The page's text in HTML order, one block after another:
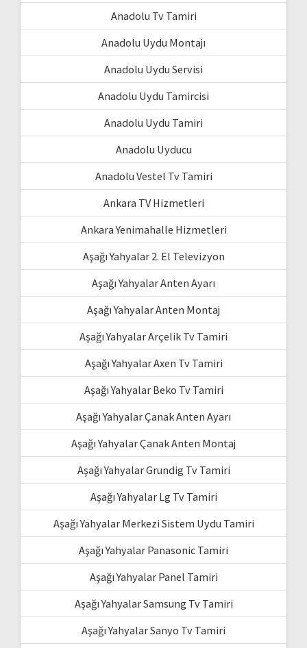
Anadolu Tv Tamiri
Anadolu Uydu Montajı
Anadolu Uydu Servisi
Anadolu Uydu Tamircisi
Anadolu Uydu Tamiri
Anadolu Uyducu
Anadolu Vestel Tv Tamiri
Ankara TV Hizmetleri
Ankara Yenimahalle Hizmetleri
Aşağı Yahyalar 2. El Televizyon
Aşağı Yahyalar Anten Ayarı
Aşağı Yahyalar Anten Montaj
Aşağı Yahyalar Arçelik Tv Tamiri
Aşağı Yahyalar Axen Tv Tamiri
Aşağı Yahyalar Beko Tv Tamiri
Aşağı Yahyalar Çanak Anten Ayarı
Aşağı Yahyalar Çanak Anten Montaj
Aşağı Yahyalar Grundig Tv Tamiri
Aşağı Yahyalar Lg Tv Tamiri
Aşağı Yahyalar Merkezi Sistem Uydu Tamiri
Aşağı Yahyalar Panasonic Tamiri
Aşağı Yahyalar Panel Tamiri
Aşağı Yahyalar Samsung Tv Tamiri
Aşağı Yahyalar Sanyo Tv Tamiri